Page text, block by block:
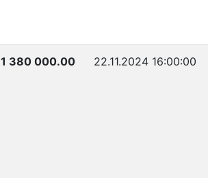
1 380 000.00 22.11.2024 16:00:00